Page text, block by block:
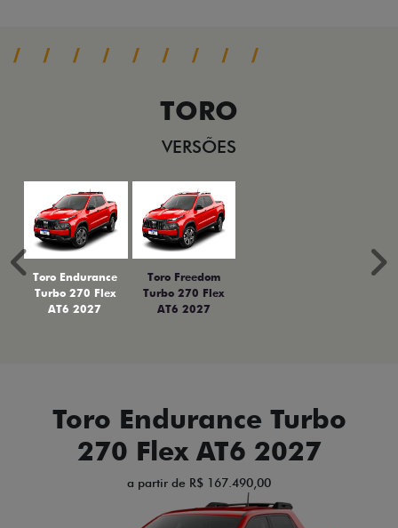
TORO
VERSÕES
Toro Endurance
Turbo 270 Flex
AT6 2027
Toro Freedom
Turbo 270 Flex
AT6 2027
Anterior
Toro Endurance Turbo
270 Flex AT6 2027
a partir de R$ 167.490,00